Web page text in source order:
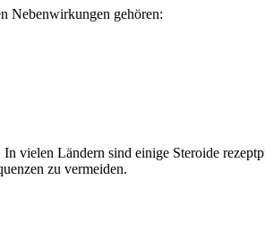
Nebenwirkungen gehören:
vielen Ländern sind einige Steroide
zu vermeiden.